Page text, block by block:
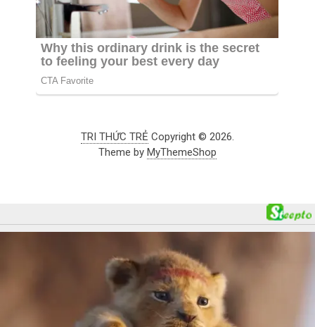
TRI THỨC TRẺ Copyright © 2026.
Theme by MyThemeShop